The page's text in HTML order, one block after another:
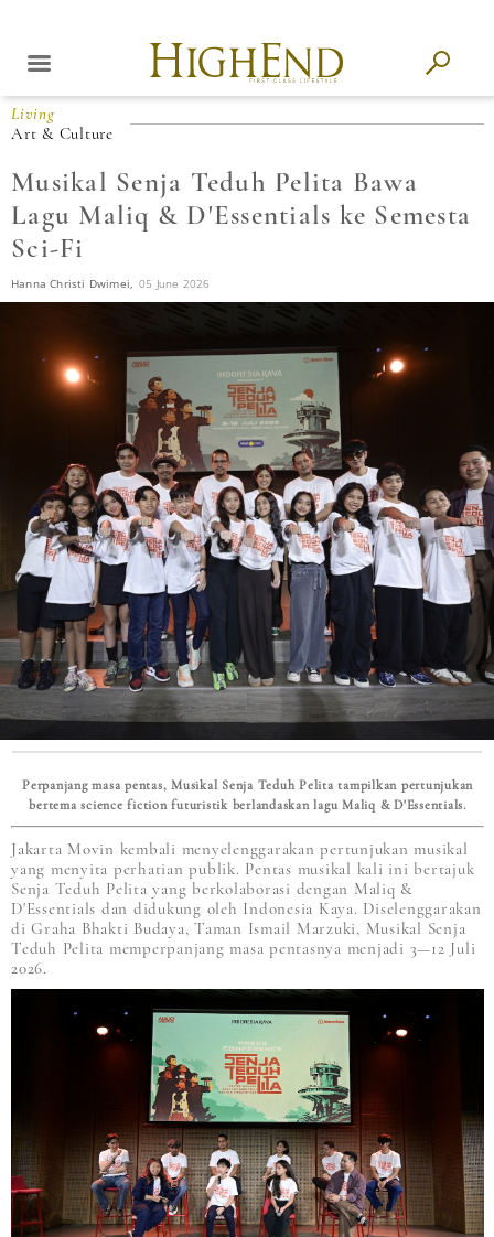
Living
Art & Culture
Musikal Senja Teduh Pelita Bawa
Lagu Maliq & D'Essentials ke Semesta
Sci-Fi
Hanna Christi Dwimei, 05 June 2026
Perpanjang masa pentas, Musikal Senja Teduh Pelita tampilkan pertunjukan
bertema science fiction futuristik berlandaskan lagu Maliq & D'Essentials.
Jakarta Movin kembali menyelenggarakan pertunjukan musikal
yang menyita perhatian publik. Pentas musikal kali ini bertajuk
Senja Teduh Pelita yang berkolaborasi dengan Maliq &
D'Essentials dan didukung oleh Indonesia Kaya. Diselenggarakan
di Graha Bhakti Budaya, Taman Ismail Marzuki, Musikal Senja
Teduh Pelita memperpanjang masa pentasnya menjadi 3—12 Juli
2026.